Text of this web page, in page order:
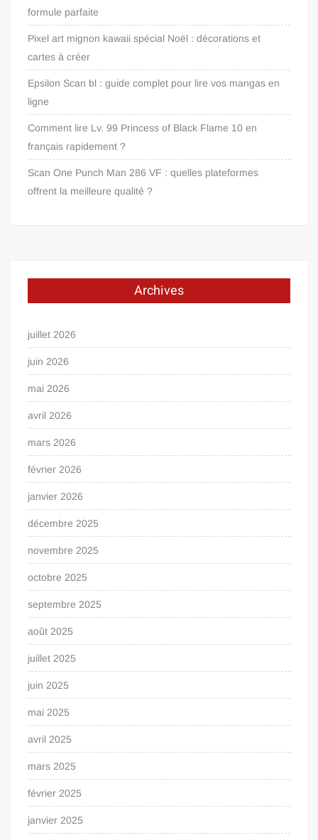
formule parfaite
Pixel art mignon kawaii spécial Noël : décorations et
cartes à créer
Epsilon Scan bl : guide complet pour lire vos mangas en
ligne
Comment lire Lv. 99 Princess of Black Flame 10 en
français rapidement ?
Scan One Punch Man 286 VF : quelles plateformes
offrent la meilleure qualité ?
Archives
juillet 2026
juin 2026
mai 2026
avril 2026
mars 2026
février 2026
janvier 2026
décembre 2025
novembre 2025
octobre 2025
septembre 2025
août 2025
juillet 2025
juin 2025
mai 2025
avril 2025
mars 2025
février 2025
janvier 2025